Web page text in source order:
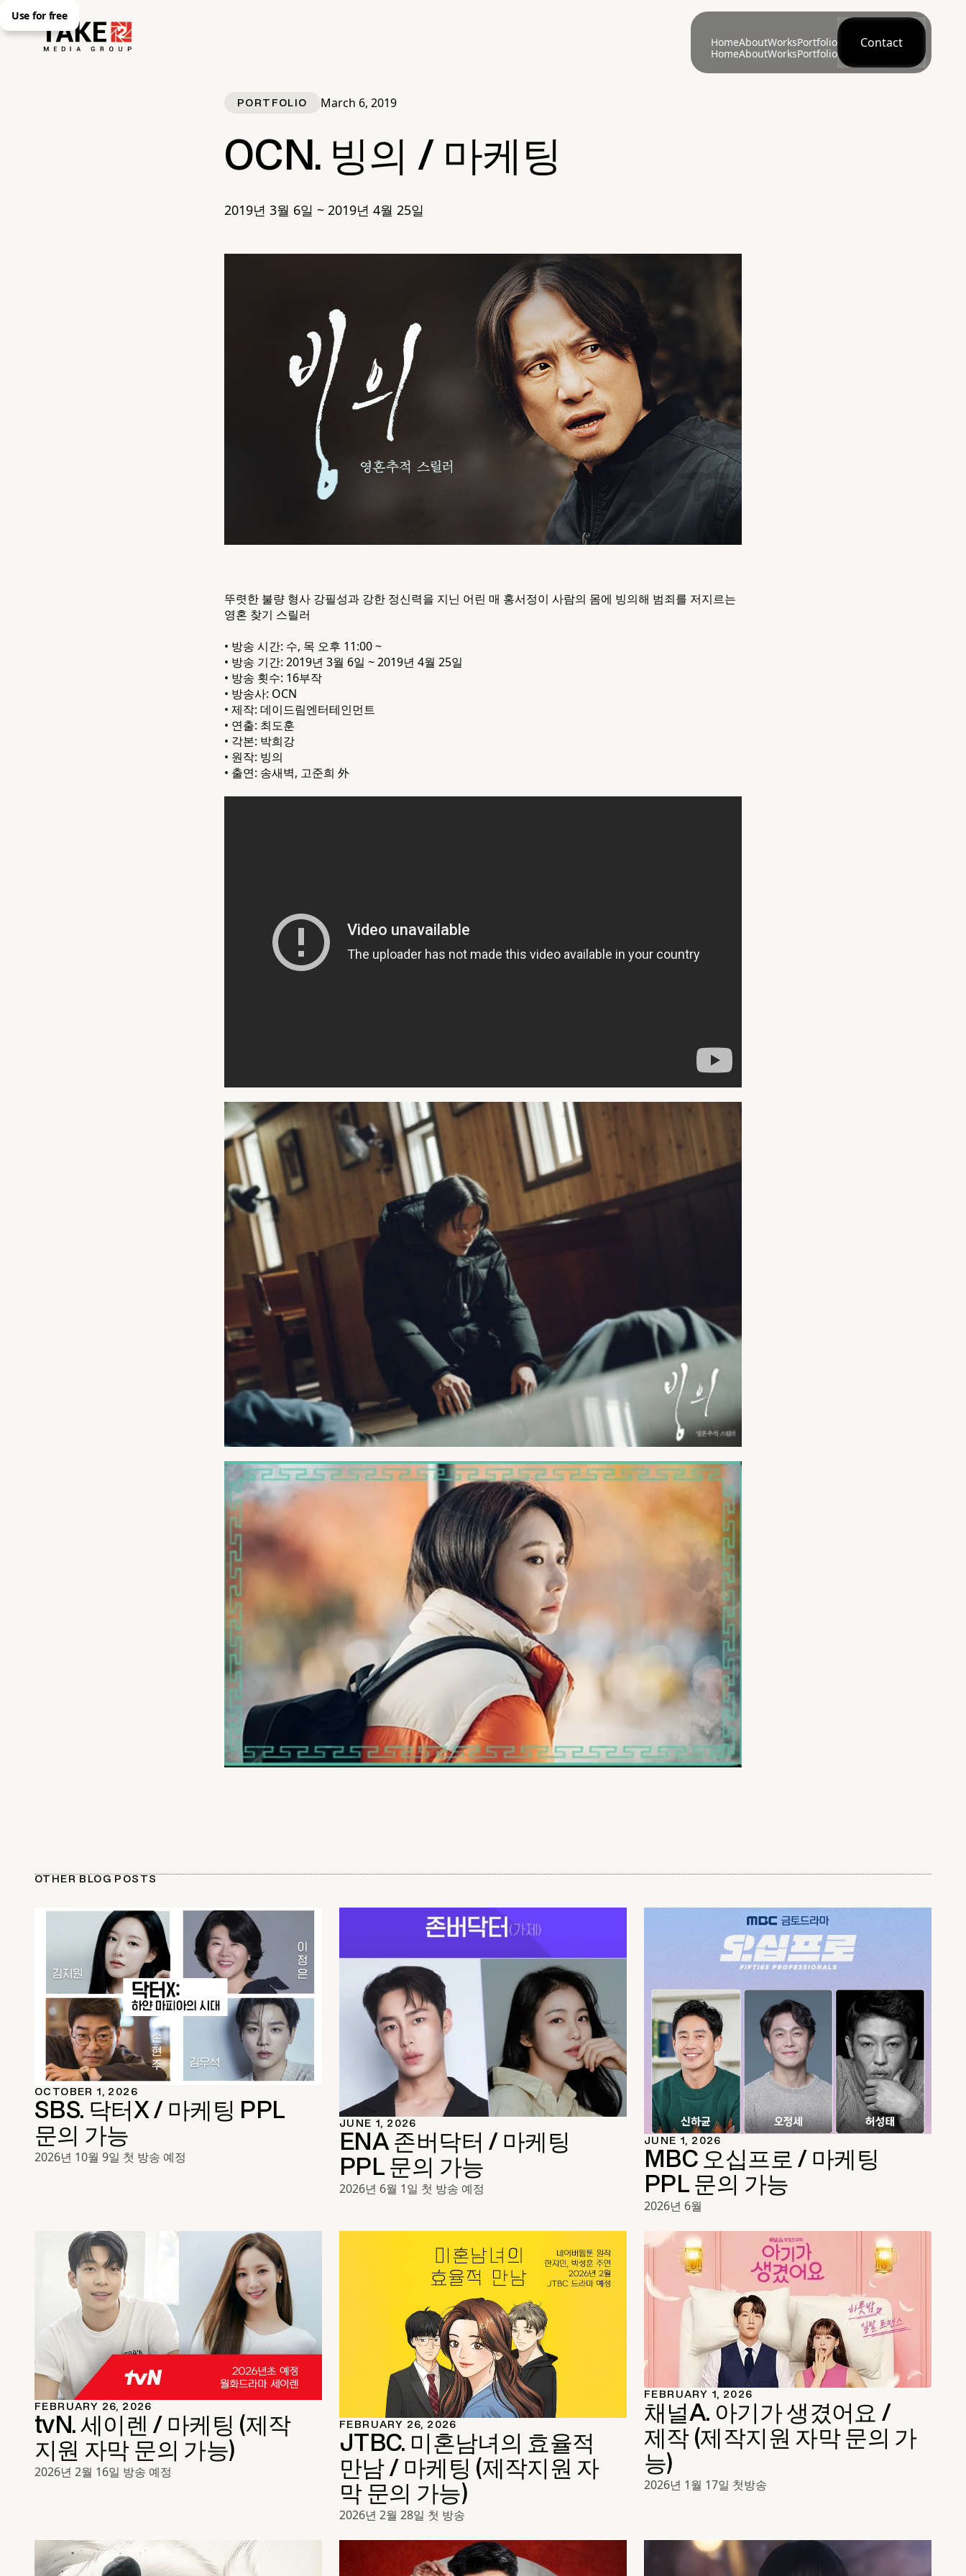
Use for free
Home
Home
About
About
Works
Works
Portfolio
Portfolio
Contact
PORTFOLIO March 6, 2019
OCN. 빙의 / 마케팅
2019년 3월 6일 ~ 2019년 4월 25일
뚜렷한 불량 형사 강필성과 강한 정신력을 지닌 어린 매 홍서정이 사람의 몸에 빙의해 범죄를 저지르는
영혼 찾기 스릴러
• 방송 시간: 수, 목 오후 11:00 ~
• 방송 기간: 2019년 3월 6일 ~ 2019년 4월 25일
• 방송 횟수: 16부작
• 방송사: OCN
• 제작: 데이드림엔터테인먼트
• 연출: 최도훈
• 각본: 박희강
• 원작: 빙의
• 출연: 송새벽, 고준희 外
OTHER BLOG POSTS
OCTOBER 1, 2026
SBS. 닥터X / 마케팅 PPL
문의 가능
2026년 10월 9일 첫 방송 예정
JUNE 1, 2026
ENA 존버닥터 / 마케팅
PPL 문의 가능
2026년 6월 1일 첫 방송 예정
JUNE 1, 2026
MBC 오십프로 / 마케팅
PPL 문의 가능
2026년 6월
FEBRUARY 26, 2026
tvN. 세이렌 / 마케팅 (제작
지원 자막 문의 가능)
2026년 2월 16일 방송 예정
FEBRUARY 26, 2026
JTBC. 미혼남녀의 효율적
만남 / 마케팅 (제작지원 자
막 문의 가능)
2026년 2월 28일 첫 방송
FEBRUARY 1, 2026
채널A. 아기가 생겼어요 /
제작 (제작지원 자막 문의 가
능)
2026년 1월 17일 첫방송